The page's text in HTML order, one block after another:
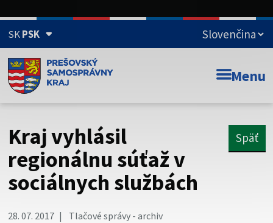
SKPSK
Doména psk.sk je oficiálna
Toto je oficiálna webová stránka Prešovského
Táto stránka je zabezpečená
Buďte pozorní a vždy sa uistite, že zdieľate informácie iba
cez zabezpečenú webovú stránku. Zabezpečená stránka
Menu
Kraj vyhlásil
regionálnu súťaž v
sociálnych službách
Späť
28. 07. 2017 Tlačové správy - archiv